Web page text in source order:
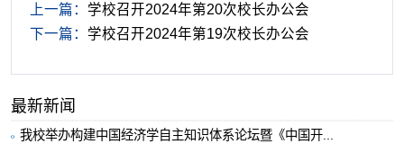
上一篇： 学校召开2024年第20次校长办公会
下一篇： 学校召开2024年第19次校长办公会
最新新闻
我校举办构建中国经济学自主知识体系论坛暨《中国开...